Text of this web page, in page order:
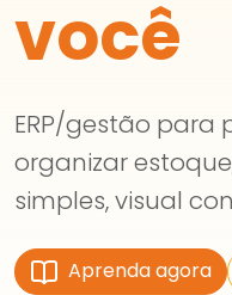
você
ERP/gestão para
organizar
simples, visual
Aprenda agora